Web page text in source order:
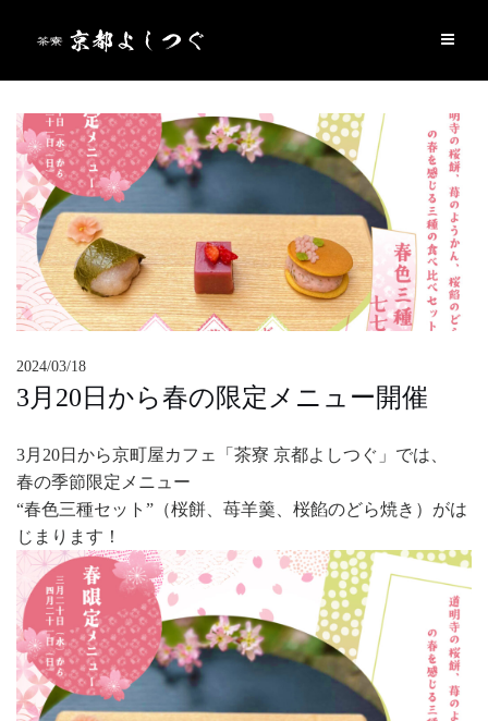
2024/03/18
3月20日から春の限定メニュー開催
3月20日から京町屋カフェ「茶寮 京都よしつぐ」では、
春の季節限定メニュー
“春色三種セット”（桜餅、苺羊羹、桜餡のどら焼き）がは
じまります！